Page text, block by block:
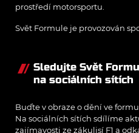
prostředí motorsportu.
Svět Formule je provozován
Sledujte Svět
na sociálních sítích
Buďte v obraze o dění ve
Na sociálních sítích sdílíme
zajímavosti ze zákulisí F1 a